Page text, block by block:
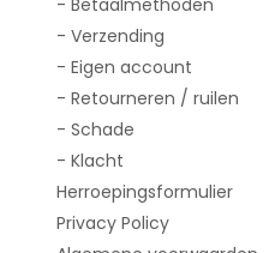
- Betaalmethoden
- Verzending
- Eigen account
- Retourneren / ruilen
- Schade
- Klacht
Herroepingsformulier
Privacy Policy